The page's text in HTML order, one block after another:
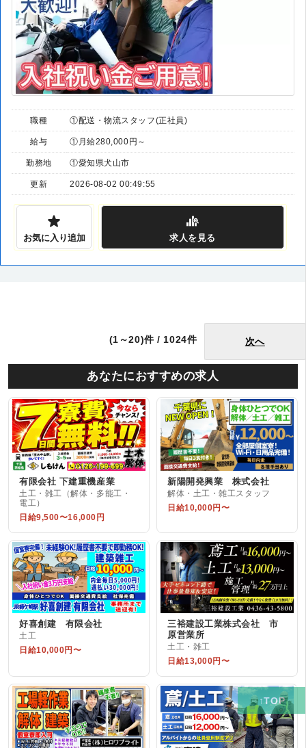
職種 ①配送・物流スタッフ(正社員)
給与 ①月給280,000円～
勤務地 ①愛知県犬山市
更新 2026-08-02 00:49:55
お気に入り追加 求人 を見る
(1～20)件 / 1024件 次へ
あなたにおすすめの求人
有限会社 下建重機産業
土工・雑工（解体・多能工・
電工）
日給9,500〜16,000円
新陽開発興業 株式会社
解体・土工・雑工スタッフ
日給10,000円〜
好喜創建 有限会社
土工
日給10,000円〜
三裕建設工業株式会社 市
原営業所
土工・雑工
日給13,000円〜